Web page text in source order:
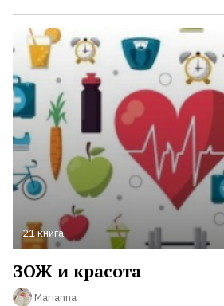
21 книга
ЗОЖ и красота
Marianna